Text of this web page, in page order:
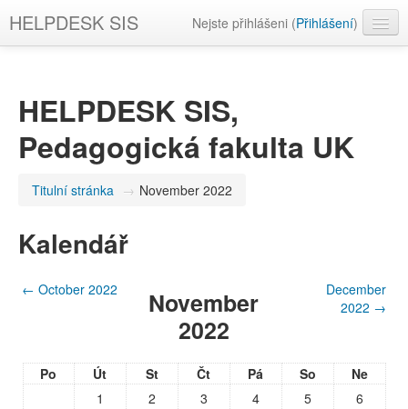
HELPDESK SIS Nejste přihlášeni (Přihlášení)
HELPDESK SIS,
Pedagogická fakulta UK
Titulní stránka → November 2022
Kalendář
← October 2022
November
2022
December
2022 →
Po Út St Čt Pá So
Ne
1
2 3 4 5 6